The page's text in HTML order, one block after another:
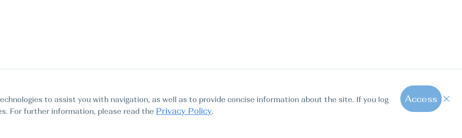
to assist you with navigation, as well as to provide concise information about the site. If you log
For further information, please read the Privacy Policy.
Access